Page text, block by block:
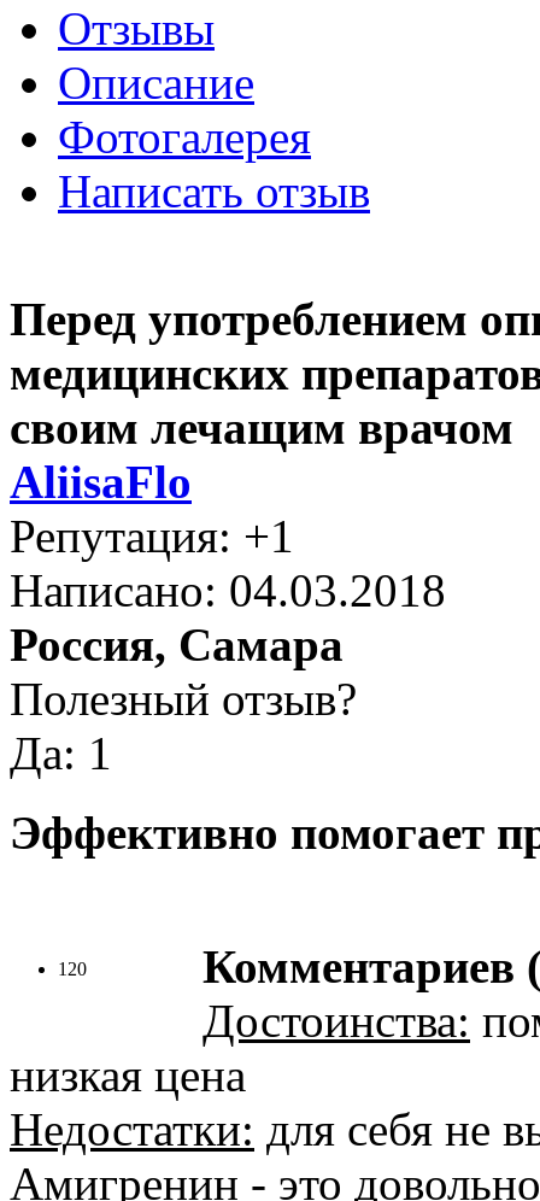
Отзывы
Описание
Фотогалерея
Написать отзыв
Перед употреблением
медицинских
своим лечащим врачом
AliisaFlo
Репутация: +1
Написано: 04.03.2018
Россия, Самара
Полезный отзыв?
Да: 1
Эффективно помогает
120
Комментариев
Достоинства:
низкая цена
Недостатки: для себя не
Амигренин - это